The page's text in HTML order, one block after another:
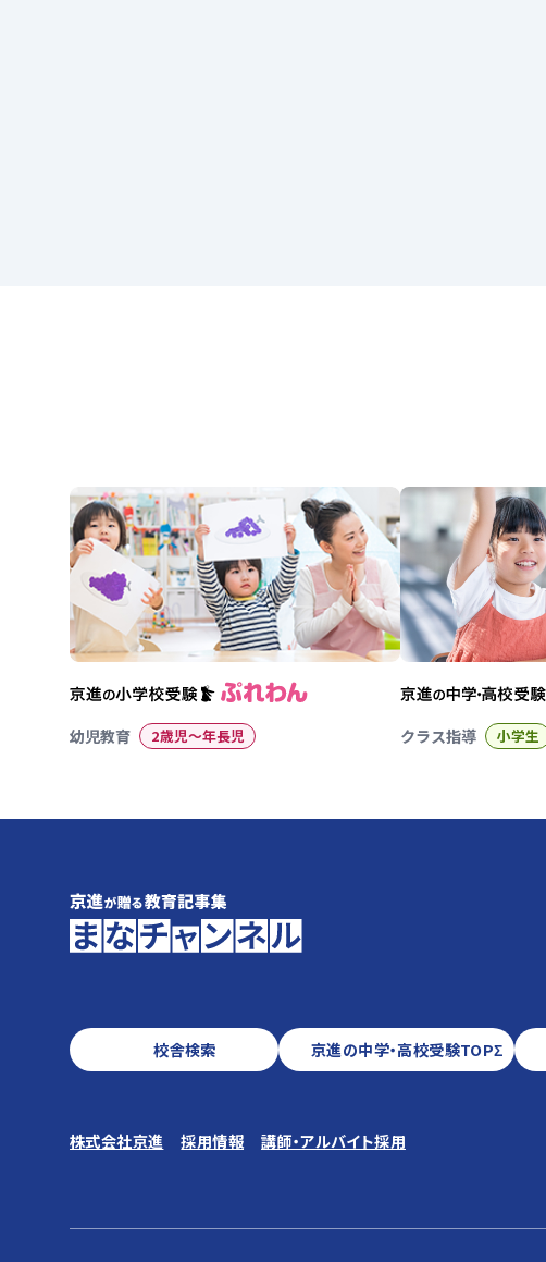
幼児教育 2歳児〜年長児 クラス指導 小学生
校舎検索 京進の中学・高校受験TOPΣ
株式会社京進 採用情報 講師・アルバイト採用